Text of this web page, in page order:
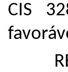
CIS